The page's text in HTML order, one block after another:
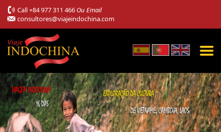
Call+84 977 311 466 Ou Email
consultores@viajeindochina.com